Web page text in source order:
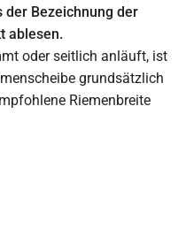
der Bezeichnung der
ablesen.
oder seitlich anläuft, ist
grundsätzlich
Riemenbreite